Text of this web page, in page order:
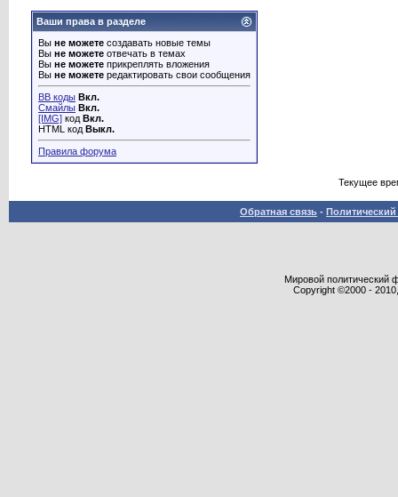
Ваши права в разделе
Вы не можете создавать новые темы
Вы не можете отвечать в темах
Вы не можете прикреплять вложения
Вы не можете редактировать свои сообщения
BB коды Вкл.
Смайлы Вкл.
[IMG] код Вкл.
HTML код Выкл.
Правила форума
Текущее
Обратная связь -
Мировой политический
Copyright ©2000 -